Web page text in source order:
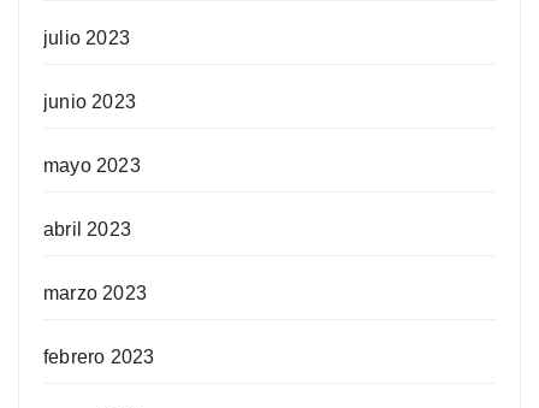
julio 2023
junio 2023
mayo 2023
abril 2023
marzo 2023
febrero 2023